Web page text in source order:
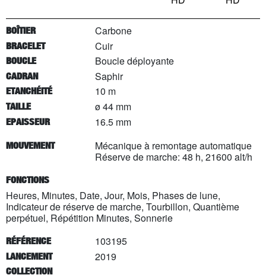
BOÎTIER Carbone
BRACELET Cuir
BOUCLE Boucle déployante
CADRAN Saphir
ETANCHÉITÉ 10 m
TAILLE ø 44 mm
EPAISSEUR 16.5 mm
MOUVEMENT
Mécanique à remontage automatique
Réserve de marche: 48 h, 21600 alt/h
FONCTIONS
Heures, Minutes, Date, Jour, Mois, Phases de lune,
Indicateur de réserve de marche, Tourbillon, Quantième
perpétuel, Répétition Minutes, Sonnerie
RÉFÉRENCE 103195
LANCEMENT 2019
COLLECTION